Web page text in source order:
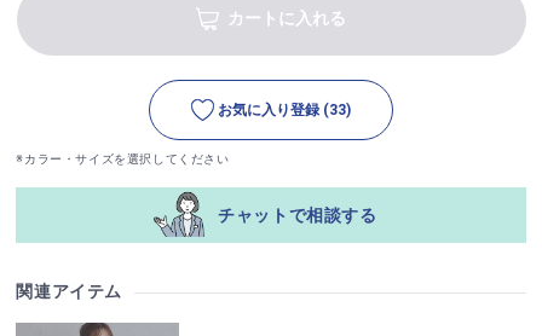
カートに入れる
お気に入り登録 (33)
※カラー・サイズを選択してください
チャットで相談する
関連アイテム